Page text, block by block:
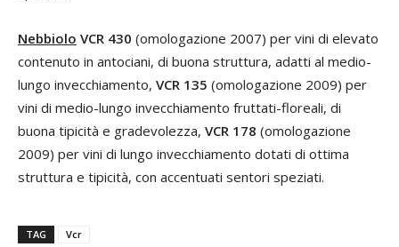
Nebbiolo VCR 430 (omologazione 2007) per vini di elevato
contenuto in antociani, di buona struttura, adatti al medio-
lungo invecchiamento, VCR 135 (omologazione 2009) per
vini di medio-lungo invecchiamento fruttati-floreali, di
buona tipicità e gradevolezza, VCR 178 (omologazione
2009) per vini di lungo invecchiamento dotati di ottima
struttura e tipicità, con accentuati sentori speziati.
TAG Vcr